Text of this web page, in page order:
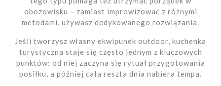
obozowisku – zamiast improwizować z różnymi
metodami, używasz dedykowanego rozwiązania.
Jeśli tworzysz własny ekwipunek outdoor, kuchenka
turystyczna staje się często jednym z kluczowych
punktów: od niej zaczyna się rytuał przygotowania
posiłku, a później cała reszta dnia nabiera tempa.